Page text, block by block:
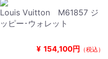
Louis Vuitton M61857 ジ
ッピー･ウォレット
¥ 154,100円 （税込）